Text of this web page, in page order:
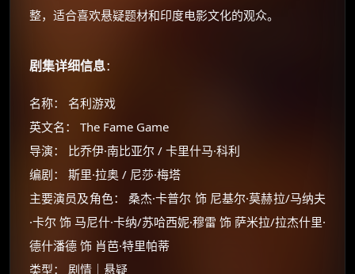
整，适合喜欢悬疑题材和印度电影文化的观众。
剧集详细信息：
名称： 名利游戏
英文名： The Fame Game
导演： 比乔伊·南比亚尔 / 卡里什马·科利
编剧： 斯里·拉奥 / 尼莎·梅塔
主要演员及角色： 桑杰·卡普尔 饰 尼基尔·莫赫拉/马纳夫
·卡尔 饰 马尼什·卡纳/苏哈西妮·穆雷 饰 萨米拉/拉杰什里·
德什潘德 饰 肖芭·特里帕蒂
类型： 剧情｜悬疑